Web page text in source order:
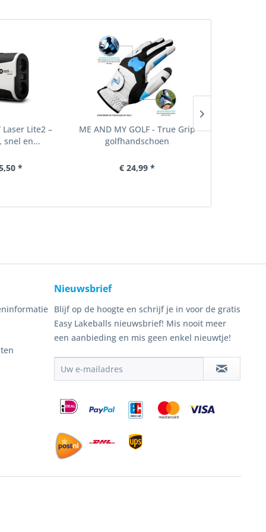
Laser Lite2 –
snel en...
*
ME AND MY GOLF - True Grip
golfhandschoen
€ 24,99 *
Nieuwsbrief
Blijf op de hoogte en schrijf je in voor de gratis
Easy Lakeballs nieuwsbrief! Mis nooit meer
een aanbieding en mis geen enkel nieuwtje!